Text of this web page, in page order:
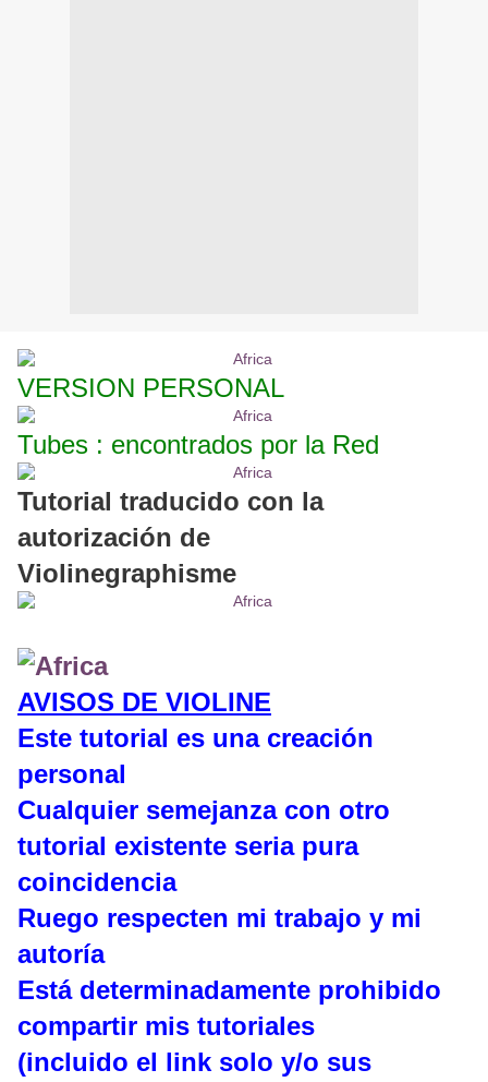
VERSION PERSONAL
Tubes : encontrados por la Red
Tutorial traducido con la
autorización de
Violinegraphisme
AVISOS DE VIOLINE
Este tutorial es una creación
personal
Cualquier semejanza con otro
tutorial existente seria pura
coincidencia
Ruego respecten mi trabajo y mi
autoría
Está determinadamente prohibido
compartir mis tutoriales
(incluido el link solo y/o sus